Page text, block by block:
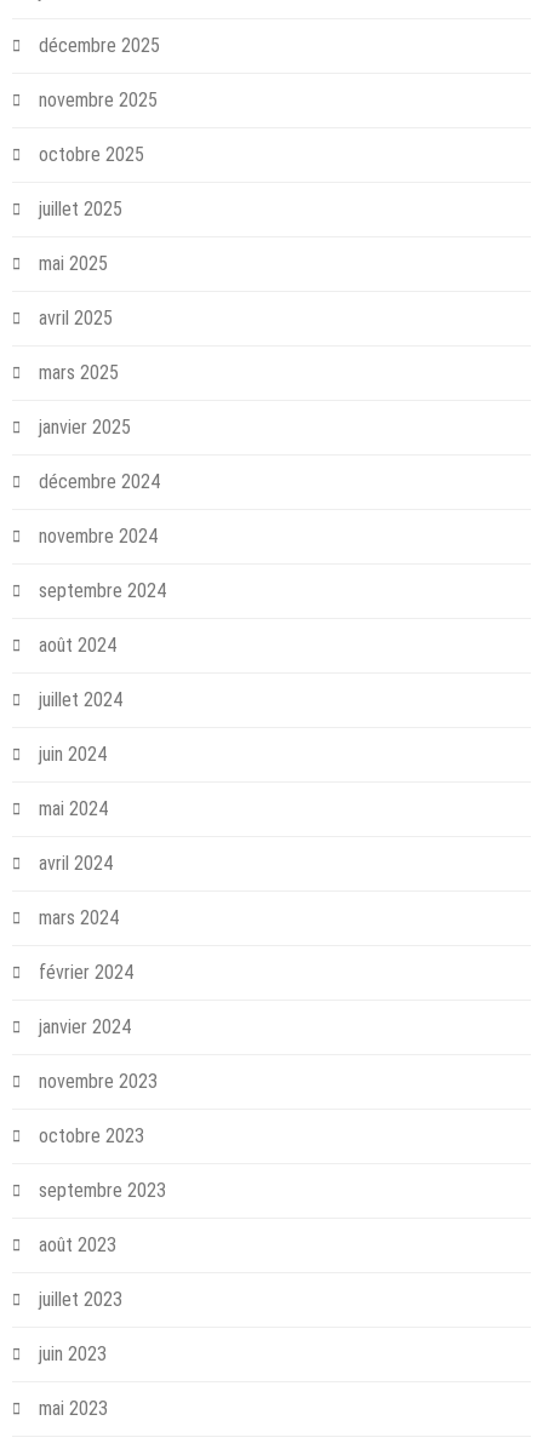
décembre 2025
novembre 2025
octobre 2025
juillet 2025
mai 2025
avril 2025
mars 2025
janvier 2025
décembre 2024
novembre 2024
septembre 2024
août 2024
juillet 2024
juin 2024
mai 2024
avril 2024
mars 2024
février 2024
janvier 2024
novembre 2023
octobre 2023
septembre 2023
août 2023
juillet 2023
juin 2023
mai 2023